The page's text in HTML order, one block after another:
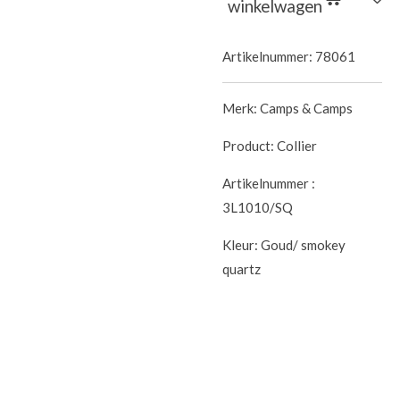
winkelwagen
Artikelnummer: 78061
Merk: Camps & Camps
Product: Collier
Artikelnummer :
3L1010/SQ
Kleur: Goud/ smokey
quartz